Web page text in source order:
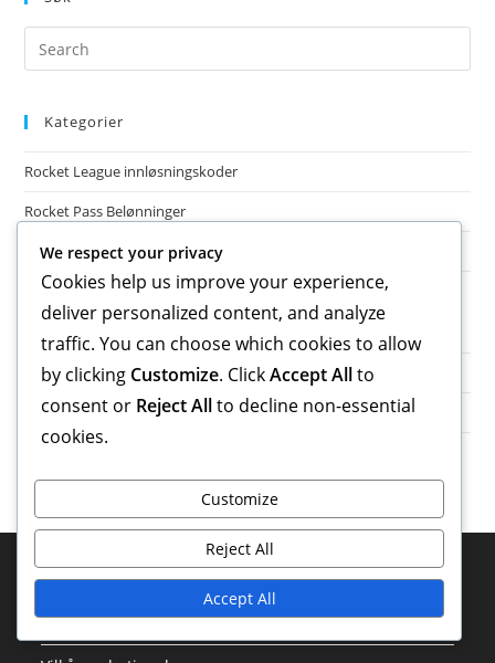
Kategorier
Rocket League innløsningskoder
Rocket Pass Belønninger
Twitch Drops og Fanbelønninger
Arkiv
March 2026
February 2026
Juridisk Informasjon
Retningslinjer for informasjonskapsler
We respect your privacy
Cookies help us improve your experience,
deliver personalized content, and analyze
traffic. You can choose which cookies to allow
by clicking Customize. ClickAccept Allto
consent or Reject Allto decline non-essential
cookies.
Customize
Reject All
Accept All